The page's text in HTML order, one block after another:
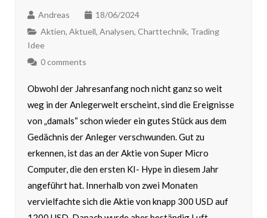
Andreas
18/06/2024
Aktien, Aktuell, Analysen, Charttechnik, Trading
Idee
0 comments
Obwohl der Jahresanfang noch nicht ganz so weit
weg in der Anlegerwelt erscheint, sind die Ereignisse
von „damals“ schon wieder ein gutes Stück aus dem
Gedächnis der Anleger verschwunden. Gut zu
erkennen, ist das an der Aktie von Super Micro
Computer, die den ersten KI- Hype in diesem Jahr
angeführt hat. Innerhalb von zwei Monaten
vervielfachte sich die Aktie von knapp 300 USD auf